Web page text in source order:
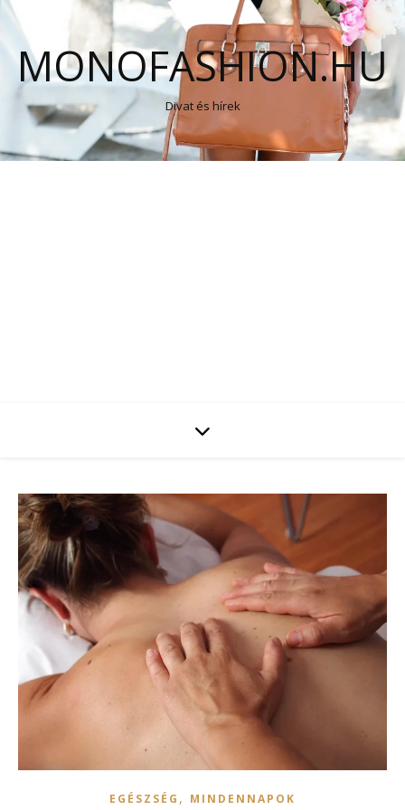
MONOFASHION.HU
Divat és hírek
EGÉSZSÉG , MINDENNAPOK